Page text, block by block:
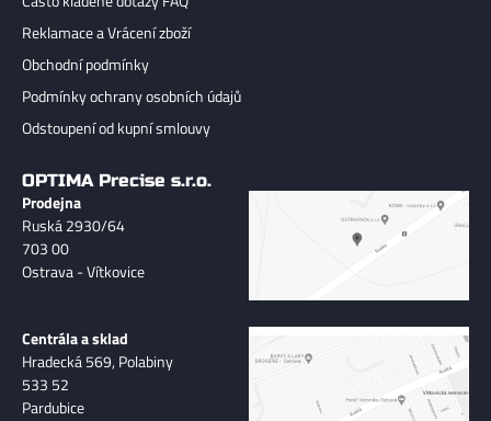
Reklamace a Vrácení zboží
Obchodní podmínky
Podmínky ochrany osobních údajů
Odstoupení od kupní smlouvy
OPTIMA Precise s.r.o.
Prodejna
Ruská 2930/64
703 00
Ostrava - Vítkovice
Centrála a sklad
Hradecká 569, Polabiny
533 52
Pardubice